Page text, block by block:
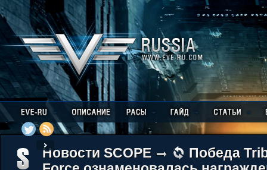
Новости SCOPE
Победа